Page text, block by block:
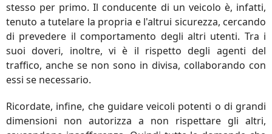
stesso per primo. Il conducente di un veicolo è, infatti,
tenuto a tutelare la propria e l'altrui sicurezza, cercando
di prevedere il comportamento degli altri utenti. Tra i
suoi doveri, inoltre, vi è il rispetto degli agenti del
traffico, anche se non sono in divisa, collaborando con
essi se necessario.
Ricordate, infine, che guidare veicoli potenti o di grandi
dimensioni non autorizza a non rispettare gli altri,